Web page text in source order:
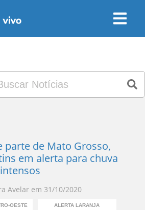
parte de Mato Grosso,
em alerta para chuva
Avelar em 31/10/2020
OESTE ALERTA LARANJA